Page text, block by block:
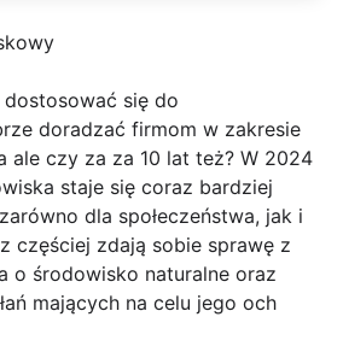
dostosować się do
doradzać firmom w zakresie
ale czy za za 10 lat też? W 2024
staje się coraz bardziej
dla społeczeństwa, jak i
częściej zdają sobie sprawę z
o środowisko naturalne oraz
mających na celu jego och